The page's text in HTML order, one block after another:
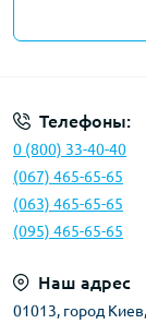
Телефоны:
0 (800) 33-40-40
(067) 465-65-65
(063) 465-65-65
(095) 465-65-65
Наш адрес
01013, город